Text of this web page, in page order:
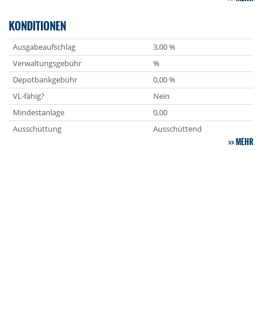
KONDITIONEN
Ausgabeaufschlag
3,00 %
Verwaltungsgebühr
%
Depotbankgebühr
0,00 %
VL-fähig?
Nein
Mindestanlage
0,00
Ausschüttung
Ausschüttend
MEHR